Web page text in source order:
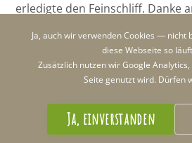
erledigte den Feinschliff. Danke
auch etwas auffallen,meldet
jederzeit für Euch erreichbar!
Eintritt zugänglich. Mehr Infos
Facebook.
Ja, auch wir verwenden Cookies — nicht
diese Webseite so
Zusätzlich nutzen wir Google
Seite genutzt wird. Dürfen
Ja, einverstanden